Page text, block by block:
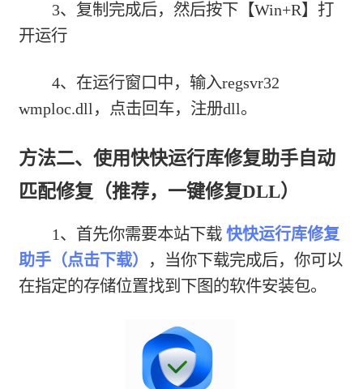
3、复制完成后，然后按下【Win+R】打
开运行
4、在运行窗口中，输入regsvr32
wmploc.dll，点击回车，注册dll。
方法二、使用快快运行库修复助手自动
匹配修复（推荐，一键修复DLL）
1、首先你需要本站下载 快快运行库修复
助手（点击下载）
，当你下载完成后，你可以
在指定的存储位置找到下图的软件安装包。